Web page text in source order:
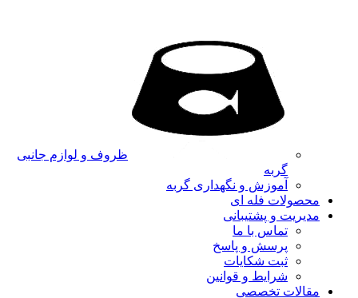
ظروف و لوازم جانبی
گربه
آموزش و نگهداری گربه
محصولات فله ای
مدیریت و پشتیبانی
تماس با ما
پرسش و پاسخ
ثبت شکایات
شرایط و قوانین
مقالات تخصصی